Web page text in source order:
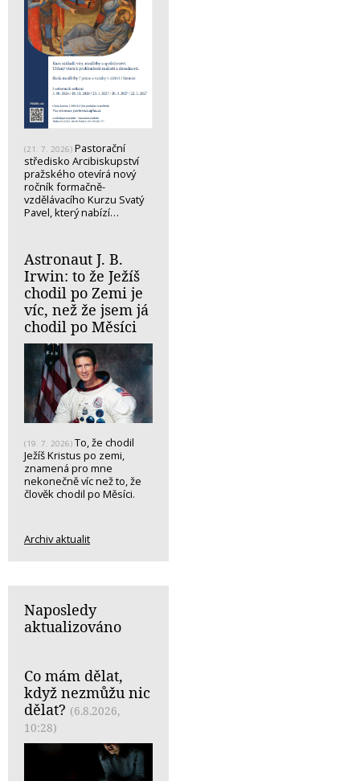
(21. 7. 2026) Pastorační
středisko Arcibiskupství
pražského otevírá nový
ročník formačně-
vzdělávacího Kurzu Svatý
Pavel, který nabízí…
Astronaut J. B.
Irwin: to že Ježíš
chodil po Zemi je
víc, než že jsem já
chodil po Měsíci
(19. 7. 2026) To, že chodil
Ježíš Kristus po zemi,
znamená pro mne
nekonečně víc než to, že
člověk chodil po Měsíci.
Archiv aktualit
Naposledy
aktualizováno
Co mám dělat,
když nezmůžu nic
dělat? (6.8.2026,
10:28)